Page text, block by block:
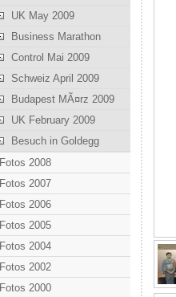
UK May 2009
Business Marathon
Control Mai 2009
Schweiz April 2009
Budapest MÃ¤rz 2009
UK February 2009
Besuch in Goldegg
Fotos 2008
Fotos 2007
Fotos 2006
Fotos 2005
Fotos 2004
Fotos 2002
Fotos 2000